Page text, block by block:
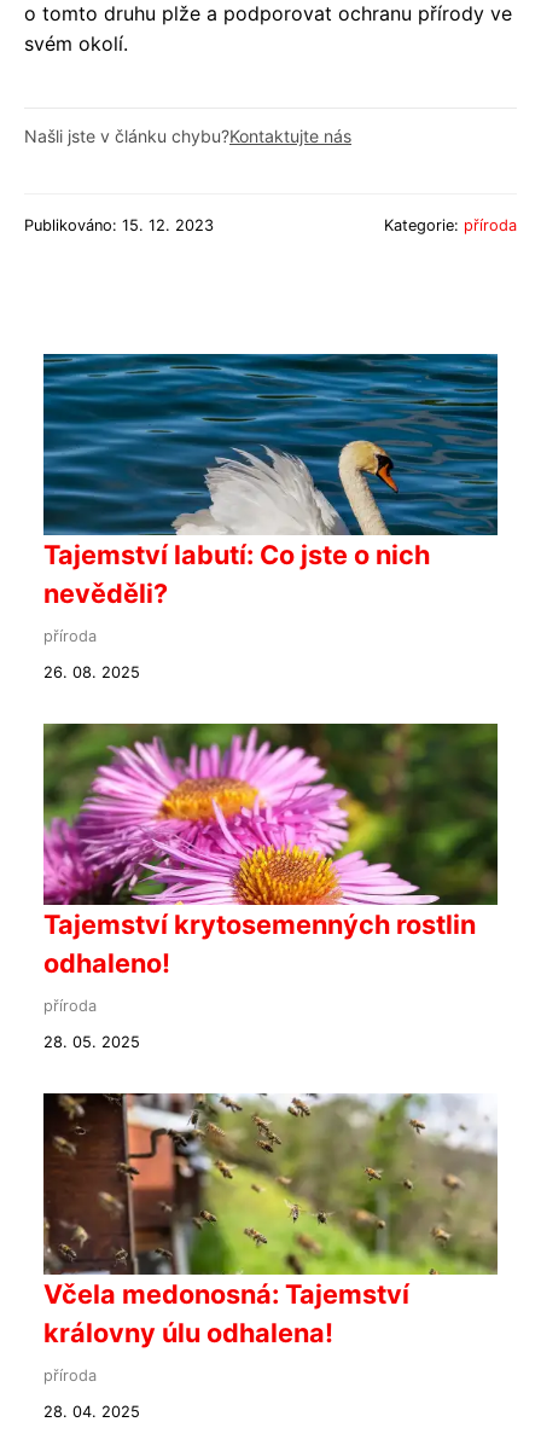
o tomto druhu plže a podporovat ochranu přírody ve
svém okolí.
Našli jste v článku chybu?Kontaktujte nás
Publikováno: 15. 12. 2023 Kategorie: příroda
Tajemství labutí: Co jste o nich
nevěděli?
příroda
26. 08. 2025
Tajemství krytosemenných rostlin
odhaleno!
příroda
28. 05. 2025
Včela medonosná: Tajemství
královny úlu odhalena!
příroda
28. 04. 2025